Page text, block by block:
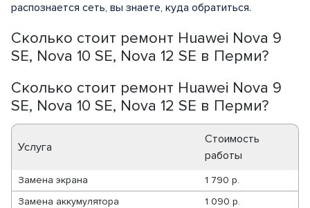
Сколько стоит ремонт Huawei Nova 9
SE, Nova 10 SE, Nova 12 SE в Перми?
Сколько стоит ремонт Huawei Nova 9
SE, Nova 10 SE, Nova 12 SE в Перми?
Услуга
Стоимость
работы
Замена экрана
1 790 р.
Замена аккумулятора
1 090 р.
распознается сеть, вы знаете, куда обратиться.